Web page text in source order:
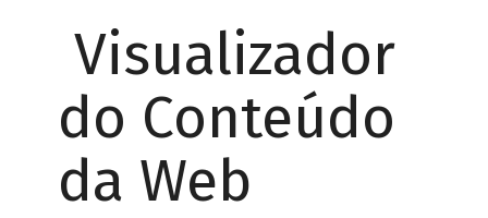
Visualizador
do Conteúdo
da Web